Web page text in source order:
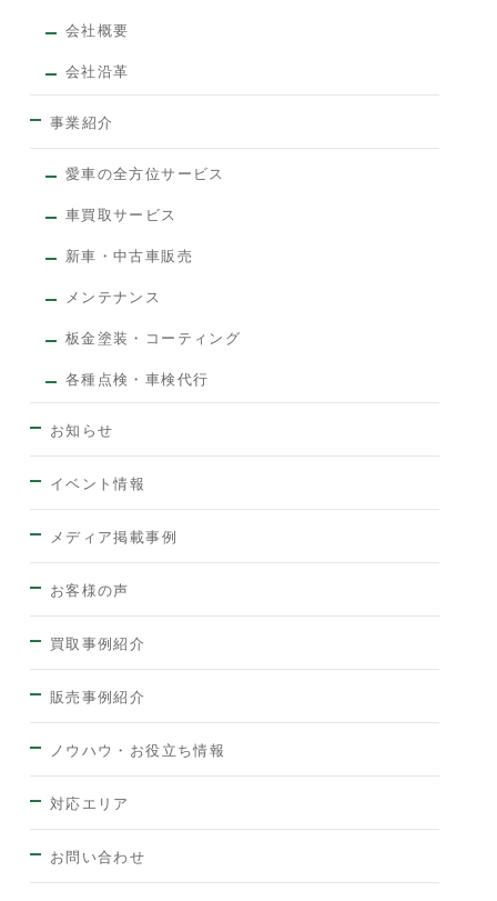
会社概要
会社沿革
事業紹介
愛車の全方位サービス
車買取サービス
新車・中古車販売
メンテナンス
板金塗装・コーティング
各種点検・車検代行
お知らせ
イベント情報
メディア掲載事例
お客様の声
買取事例紹介
販売事例紹介
ノウハウ・お役立ち情報
対応エリア
お問い合わせ